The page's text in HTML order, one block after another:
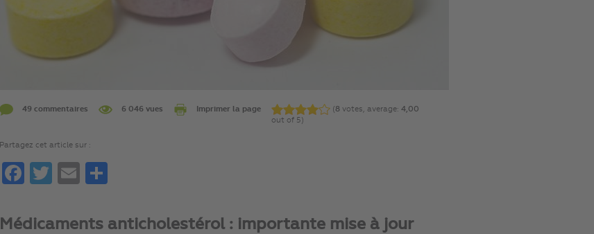
49 commentaires 6 046 vues Imprimer la page (8 votes, average: 4,00
out of 5)
Partagez cet article sur :
FacebookTwitterEmail
Médicaments anticholestérol : importante mise à jour